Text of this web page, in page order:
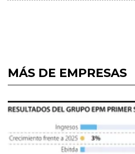
MÁS DE EMPRESAS